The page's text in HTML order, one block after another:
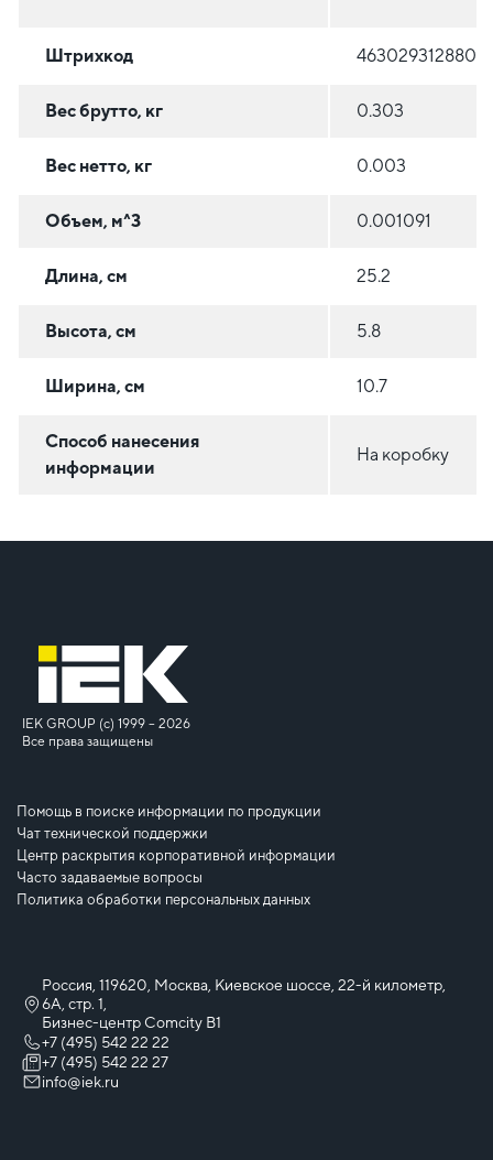
Штрихкод 4630293128806
Вес брутто, кг 0.303
Вес нетто, кг 0.003
Объем, м^3 0.001091
Длина, см 25.2
Высота, см 5.8
Ширина, см 10.7
Способ нанесения
информации
На коробку
IEK GROUP (c) 1999 – 2026
Все права защищены
Помощь в поиске информации по продукции
Чат технической поддержки
Центр раскрытия корпоративной информации
Часто задаваемые вопросы
Политика обработки персональных данных
Россия, 119620, Москва, Киевское шоссе, 22-й километр,
6А, стр. 1,
Бизнес-центр Comcity B1
+7 (495) 542 22 22
+7 (495) 542 22 27
info@iek.ru